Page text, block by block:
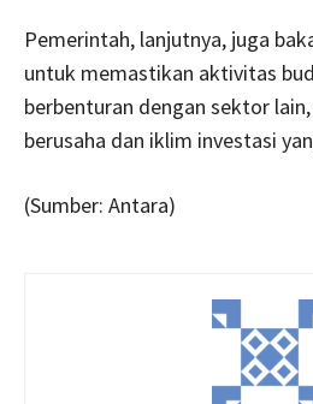
Pemerintah, lanjutnya, juga
untuk memastikan aktivitas
berbenturan dengan sektor
berusaha dan iklim investasi
(Sumber: Antara)